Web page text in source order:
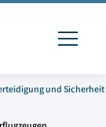
und Sicherheit